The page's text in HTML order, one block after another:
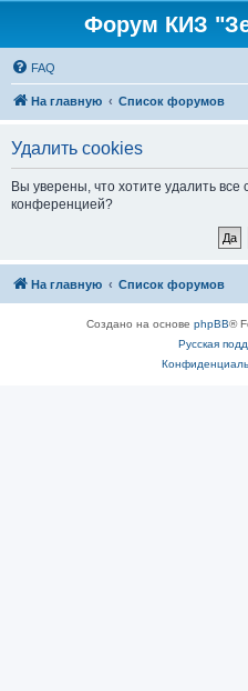
Форум КИЗ
FAQ
На главную Список форумов
Удалить cookies
Вы уверены, что хотите удалить
конференцией?
На главную Список форумов
Создано на основе phpBB®
Русская